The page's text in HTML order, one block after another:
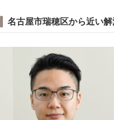
名古屋市瑞穂区から近い